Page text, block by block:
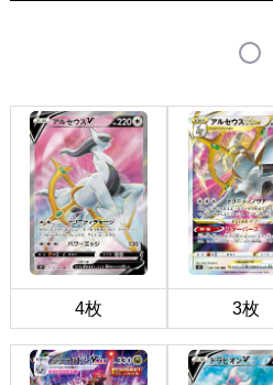
4枚 3枚